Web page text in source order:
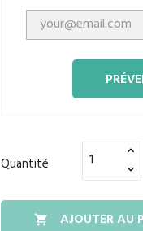
Quantité
 AJOUTER AU